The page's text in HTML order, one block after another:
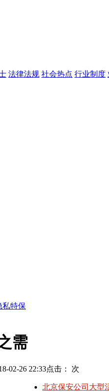
法律法规 社会热点 行业制度
私特保
需
02-26 22:33点击： 次
北京保安公司大型